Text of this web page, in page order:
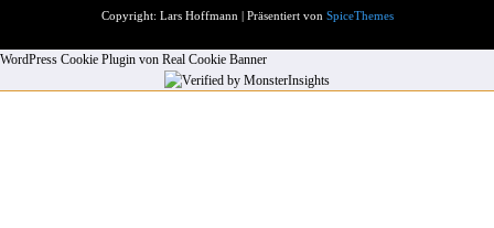
Copyright: Lars Hoffmann | Präsentiert von SpiceThemes
WordPress Cookie Plugin von Real Cookie Banner